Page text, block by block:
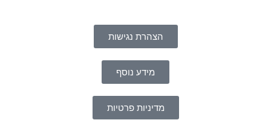
הצהרת נגישות
מידע נוסף
מדיניות פרטיות